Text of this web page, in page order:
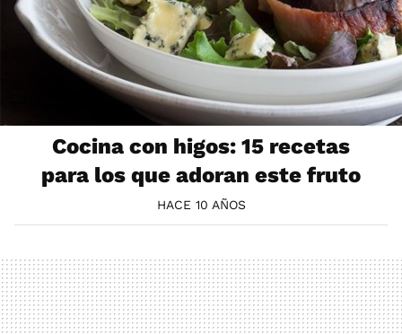
Cocina con higos: 15 recetas
para los que adoran este fruto
HACE 10 AÑOS